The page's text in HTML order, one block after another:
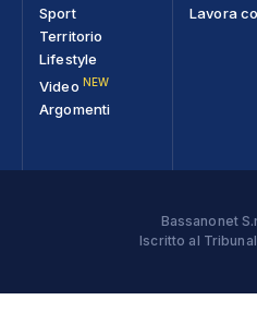
Sport
Territorio
Lifestyle
Video NEW
Argomenti
Lavora
Bassanonet
Iscritto al